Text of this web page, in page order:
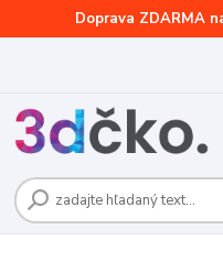
Doprava ZDARMA